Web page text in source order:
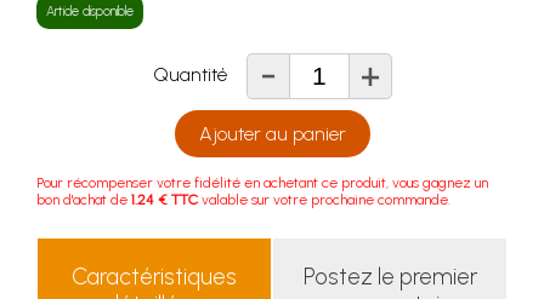
Article disponible
Quantité - +
Ajouter au panier
Pour récompenser votre fidélité en achetant ce produit, vous gagnez un
bon d'achat de 1.24 € TTC valable sur votre prochaine commande.
Caractéristiques
Postez le premier